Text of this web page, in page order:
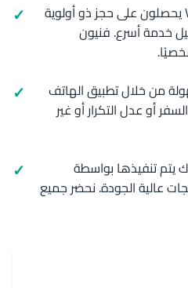
خدمة ذات أولوية: مشتركو VIP يحصلون على حجز ذو أولوية
خدمة أسرع. فنيون
من خلال تطبيق الهاتف
أو عدل التكرار أو غير
يتم تنفيذها بواسطة
عالية الجودة. نحضر جميع